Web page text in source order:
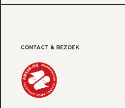
CONTACT & BEZOEK